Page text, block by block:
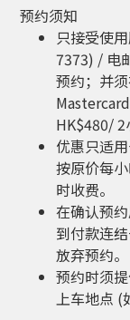
预约须知
只接受使
7373) / 电
预约；并
HK$480/ 2
优惠只适
按原价每
时收费。
在确认预
到付款连
放弃预约。
预约时须
上车地点 (